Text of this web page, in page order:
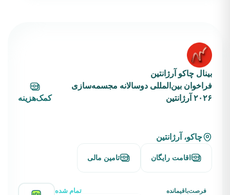
بینال چاکو آرژانتین
فراخوان بین‌المللی دوسالانه مجسمه‌سازی
۲۰۲۶ آرژانتین
کمک‌هزینه
چاکو، آرژانتین
اقامت رایگان تامین مالی
فرصت‌باقیمانده تمام شده